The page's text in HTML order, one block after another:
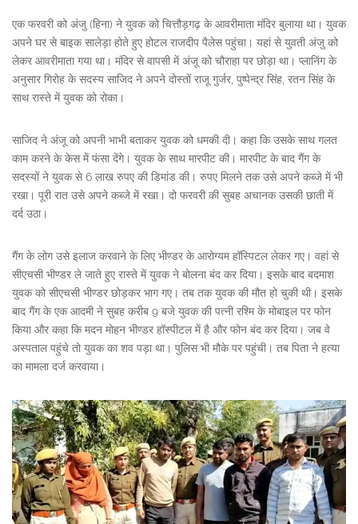
एक फरवरी को अंजु (हिना) ने युवक को चित्तौड़गढ़ के आवरीमाता मंदिर बुलाया था। युवक
अपने घर से बाइक सालेड़ा होते हुए होटल राजदीप पैलेस पहुंचा। यहां से युवती अंजु को
लेकर आवरीमाता गया था। मंदिर से वापसी में अंजू को चौराहा पर छोड़ा था। प्लानिंग के
अनुसार गिरोह के सदस्य साजिद ने अपने दोस्तों राजू गुर्जर, पुष्पेन्द्र सिंह, रतन सिंह के
साथ रास्ते में युवक को रोका।
साजिद ने अंजू को अपनी भाभी बताकर युवक को धमकी दी। कहा कि उसके साथ गलत
काम करने के केस में फंसा देंगे। युवक के साथ मारपीट की। मारपीट के बाद गैंग के
सदस्यों ने युवक से 6 लाख रुपए की डिमांड की। रुपए मिलने तक उसे अपने कब्जे में भी
रखा। पूरी रात उसे अपने कब्जे में रखा। दो फरवरी की सुबह अचानक उसकी छाती में
दर्द उठा।
गैंग के लोग उसे इलाज करवाने के लिए भीण्डर के आरोग्यम हॉस्पिटल लेकर गए। वहां से
सीएचसी भीण्डर ले जाते हुए रास्ते में युवक ने बोलना बंद कर दिया। इसके बाद बदमाश
युवक को सीएचसी भीण्डर छोड़कर भाग गए। तब तक युवक की मौत हो चुकी थी। इसके
बाद गैंग के एक आदमी ने सुबह करीब 9 बजे युवक की पत्नी रश्मि के मोबाइल पर फोन
किया और कहा कि मदन मोहन भीण्डर हॉस्पीटल में है और फोन बंद कर दिया। जब वे
अस्पताल पहुंचे तो युवक का शव पड़ा था। पुलिस भी मौके पर पहुंची। तब पिता ने हत्या
का मामला दर्ज करवाया।